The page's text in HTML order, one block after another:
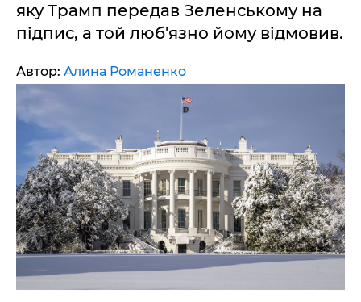
яку Трамп передав Зеленському на
підпис, а той люб'язно йому відмовив.
Автор: Алина Романенко